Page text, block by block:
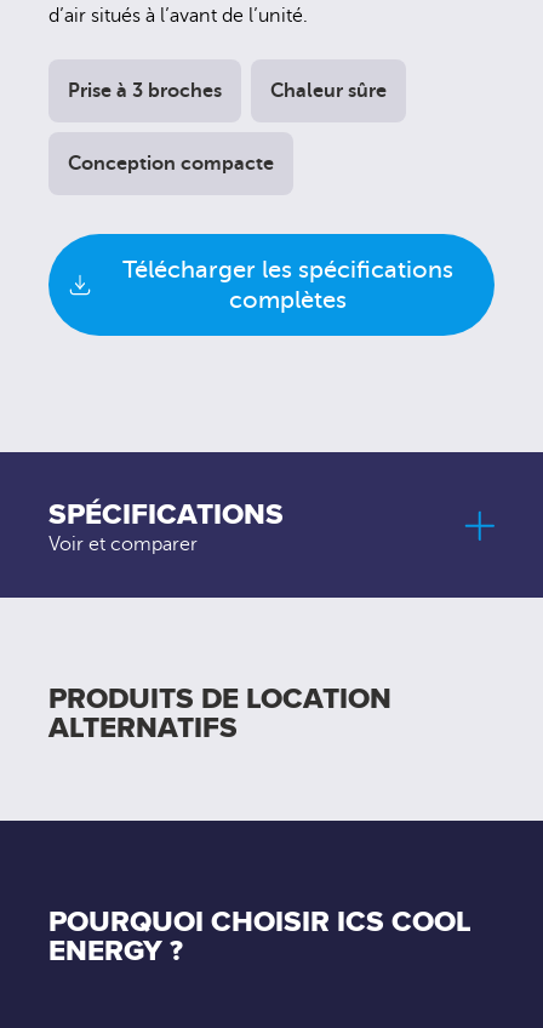
d’air situés à l’avant de l’unité.
Prise à 3 broches Chaleur sûre
Conception compacte
Télécharger les spécifications
complètes
SPÉCIFICATIONS
Voir et comparer
PRODUITS DE LOCATION
ALTERNATIFS
POURQUOI CHOISIR ICS COOL
ENERGY ?